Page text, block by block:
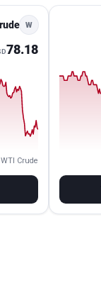
W
78.18
WTI Crude